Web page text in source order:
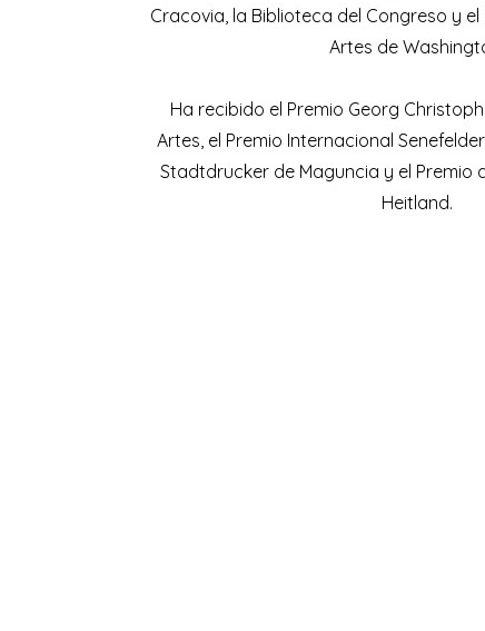
Cracovia, la Biblioteca del Congreso y el
Artes de
Ha recibido el Premio Georg
Artes, el Premio Internacional
Stadtdrucker de Maguncia y el Premio
Heitland.